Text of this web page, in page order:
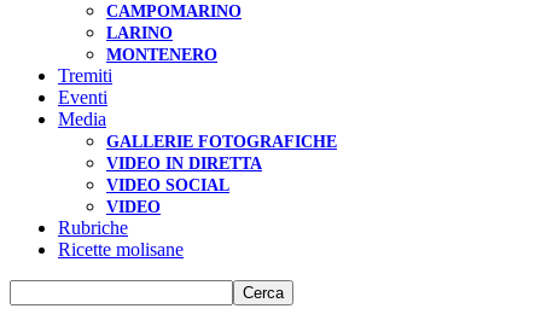
CAMPOMARINO
LARINO
MONTENERO
Tremiti
Eventi
Media
GALLERIE FOTOGRAFICHE
VIDEO IN DIRETTA
VIDEO SOCIAL
VIDEO
Rubriche
Ricette molisane